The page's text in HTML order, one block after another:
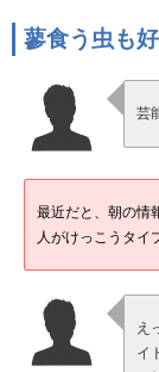
蓼食う虫も
芸
最近だと、朝の情
人がけっこうタイ
え
イ